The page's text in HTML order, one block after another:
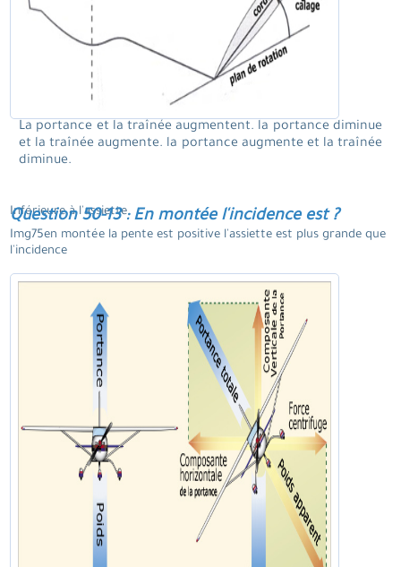
La portance et la traînée augmentent. la portance diminue
et la traînée augmente. la portance augmente et la traînée
diminue.
Question 50-13 : En montée l'incidence est ?
Inférieure à l'assiette.
Img75en montée la pente est positive l'assiette est plus grande que
l'incidence